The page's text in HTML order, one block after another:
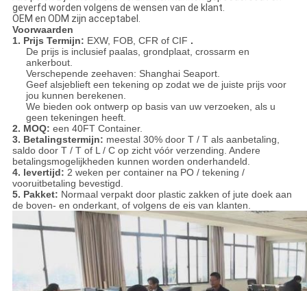
geverfd worden volgens de wensen van de klant.
OEM en ODM zijn acceptabel.
Voorwaarden
1. Prijs Termijn: EXW, FOB, CFR of CIF .
De prijs is inclusief paalas, grondplaat, crossarm en
ankerbout.
Verschepende zeehaven: Shanghai Seaport.
Geef alsjeblieft een tekening op zodat we de juiste prijs voor
jou kunnen berekenen.
We bieden ook ontwerp op basis van uw verzoeken, als u
geen tekeningen heeft.
2. MOQ: een 40FT Container.
3. Betalingstermijn: meestal 30% door T / T als aanbetaling,
saldo door T / T of L / C op zicht vóór verzending. Andere
betalingsmogelijkheden kunnen worden onderhandeld.
4. levertijd: 2 weken per container na PO / tekening /
vooruitbetaling bevestigd.
5. Pakket: Normaal verpakt door plastic zakken of jute doek aan
de boven- en onderkant, of volgens de eis van klanten.